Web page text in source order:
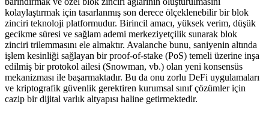
kolaylaştırmak için tasarlanmış son derece ölçeklenebilir bir blok
zinciri teknoloji platformudur. Birincil amacı, yüksek verim, düşük
gecikme süresi ve sağlam ademi merkeziyetçilik sunarak blok
zinciri trilemmasını ele almaktır. Avalanche bunu, saniyenin altında
işlem kesinliği sağlayan bir proof-of-stake (PoS) temeli üzerine inşa
edilmiş bir protokol ailesi (Snowman, vb.) olan yeni konsensüs
mekanizması ile başarmaktadır. Bu da onu zorlu DeFi uygulamaları
ve kriptografik güvenlik gerektiren kurumsal sınıf çözümler için
cazip bir dijital varlık altyapısı haline getirmektedir.